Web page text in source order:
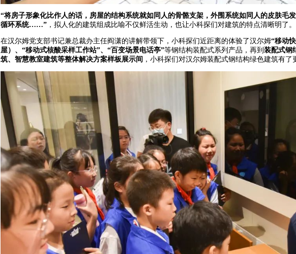
“将房子形象化比作人的话，房屋的结构系统就如同人的骨骼支架，外围系统如同人的皮肤毛
循环系统……”，拟人化的建筑组成比喻不仅鲜活生动，也让小科探们对建筑的特点清晰明了。
在汉尔姆党支部书记兼总裁办主任阎潇的讲解带领下，小科探们近距离的体验了汉尔姆“移动
屋）、“移动式核酸采样工作站”、“百变场景电话亭”等钢结构装配式系列产品，再到 装配式钢
筑、智慧教室建筑等整体解决方案样板展示间 ，小科探们对汉尔姆装配式钢结构绿色建筑有了